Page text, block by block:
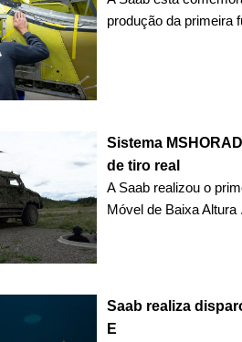
produção da primeira
Sistema
de tiro real
A Saab realizou o
Móvel de Baixa Altura
Saab realiza
E